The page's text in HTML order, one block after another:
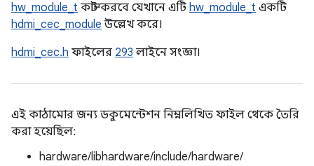
hw_module_t কাস্ট করবে যেখানে এটি hw_module_t একটি
hdmi_cec_module উল্লেখ করে।
hdmi_cec.h ফাইলের 293 লাইনে সংজ্ঞা।
এই কাঠামোর জন্য ডকুমেন্টেশন নিম্নলিখিত ফাইল থেকে তৈরি
করা হয়েছিল:
hardware/libhardware/include/hardware/